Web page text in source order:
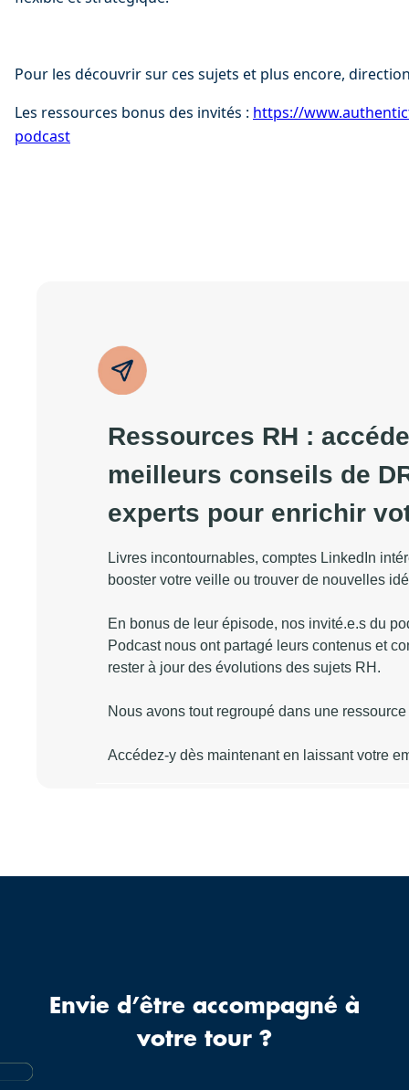
Pour les découvrir sur ces sujets et plus encore,
Les ressources bonus des invités : ⁠⁠https://
podcast⁠
Envie d’être accompagné à
votre tour ?